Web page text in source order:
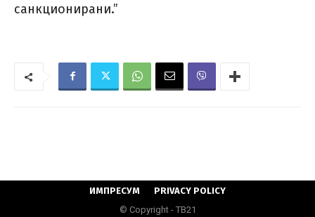
санкционирани.”
ИМПРЕСУМ
PRIVACY POLICY
© Copyright - ТВ21